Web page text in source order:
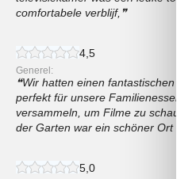
comfortabele verblijf,
4,5
Generel:
Wir hatten einen fantastischen
perfekt für unsere Familienessen,
versammeln, um Filme zu
der Garten war ein schöner Ort für
5,0